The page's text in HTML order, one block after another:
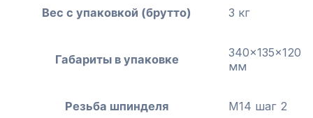
Вес с упаковкой (брутто) 3 кг
Габариты в упаковке
340x135x120
мм
Резьба шпинделя М14 шаг 2